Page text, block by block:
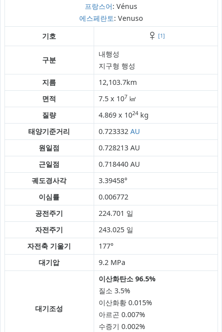
프랑스어: Vénus
에스페란토: Venuso
기호
♀ [1]
구분
내행성
지구형 행성
지름
12,103.7km
면적
7.5 x 107㎢
질량
4.869 x 1024kg
태양기준거리
0.723332 AU
원일점
0.728213 AU
근일점
0.718440 AU
궤도경사각
3.39458°
이심률
0.006772
공전주기
224.701 일
자전주기
243.025 일
자전축 기울기
177°
대기압
9.2 MPa
대기조성
이산화탄소 96.5%
질소 3.5%
이산화황 0.015%
아르곤 0.007%
수증기 0.002%